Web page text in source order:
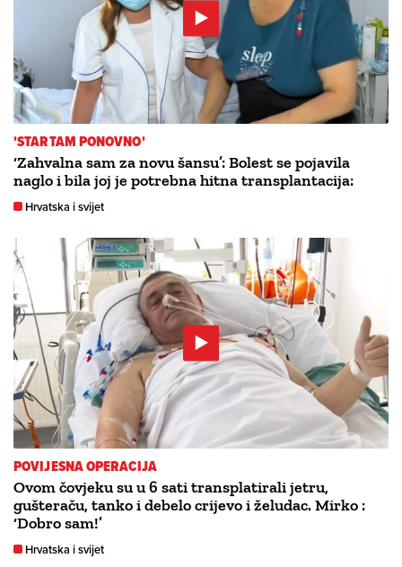
'STARTAM PONOVNO'
‘Zahvalna sam za novu šansu’: Bolest se pojavila
naglo i bila joj je potrebna hitna transplantacija:
Hrvatska i svijet
POVIJESNA OPERACIJA
Ovom čovjeku su u 6 sati transplatirali jetru,
gušteraču, tanko i debelo crijevo i želudac. Mirko :
‘Dobro sam!’
Hrvatska i svijet